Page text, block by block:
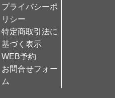
プライバシーポ
リシー
特定商取引法に
基づく表示
WEB予約
お問合せフォー
ム